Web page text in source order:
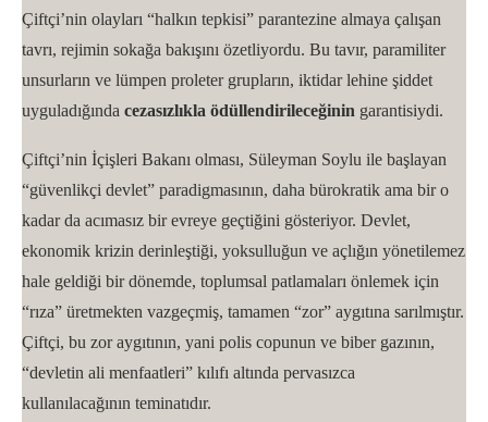
Çiftçi’nin olayları “halkın tepkisi” parantezine almaya çalışan
tavrı, rejimin sokağa bakışını özetliyordu. Bu tavır, paramiliter
unsurların ve lümpen proleter grupların, iktidar lehine şiddet
uyguladığında cezasızlıkla ödüllendirileceğinin garantisiydi.
Çiftçi’nin İçişleri Bakanı olması, Süleyman Soylu ile başlayan
“güvenlikçi devlet” paradigmasının, daha bürokratik ama bir o
kadar da acımasız bir evreye geçtiğini gösteriyor. Devlet,
ekonomik krizin derinleştiği, yoksulluğun ve açlığın yönetilemez
hale geldiği bir dönemde, toplumsal patlamaları önlemek için
“rıza” üretmekten vazgeçmiş, tamamen “zor” aygıtına sarılmıştır.
Çiftçi, bu zor aygıtının, yani polis copunun ve biber gazının,
“devletin ali menfaatleri” kılıfı altında pervasızca
kullanılacağının teminatıdır.